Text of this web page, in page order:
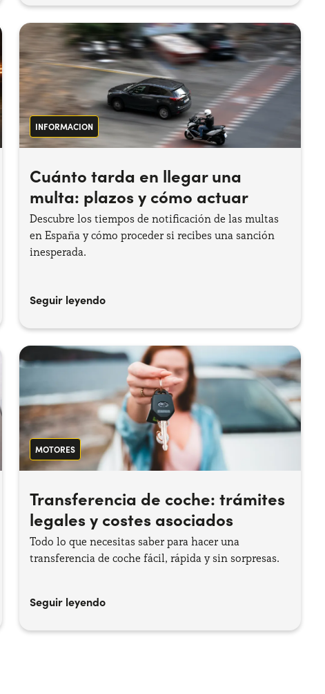
INFORMACION
Cuánto tarda en llegar una
multa: plazos y cómo actuar
Descubre los tiempos de notificación de las multas
en España y cómo proceder si recibes una sanción
inesperada.
Seguir leyendo
MOTORES
Transferencia de coche: trámites
legales y costes asociados
Todo lo que necesitas saber para hacer una
transferencia de coche fácil, rápida y sin sorpresas.
Seguir leyendo